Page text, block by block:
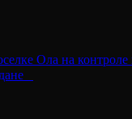
Ола на контроле